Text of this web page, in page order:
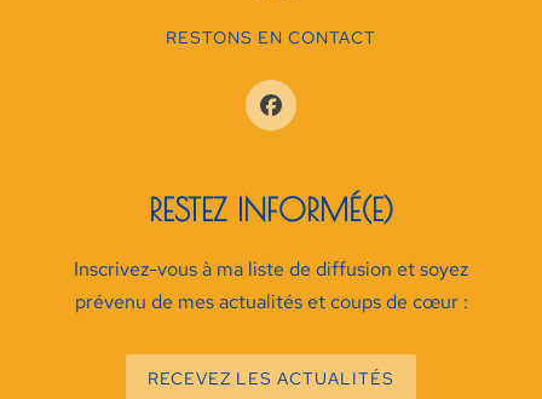
RESTONS EN CONTACT
RESTEZ INFORMÉ(E)
Inscrivez-vous à ma liste de diffusion et soyez
prévenu de mes actualités et coups de cœur :
RECEVEZ LES ACTUALITÉS